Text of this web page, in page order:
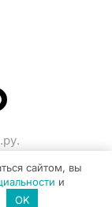
и массовых
сайтом, вы
и
OK